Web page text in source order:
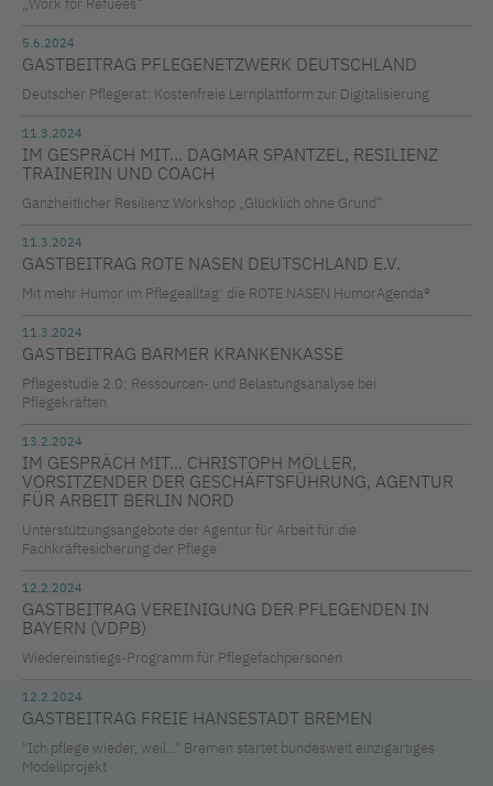
„Work for Refuees“
5.6.2024
GASTBEITRAG PFLEGENETZWERK DEUTSCHLAND
Deutscher Pflegerat: Kostenfreie Lernplattform zur Digitalisierung
11.3.2024
IM GESPRÄCH MIT... DAGMAR SPANTZEL, RESILIENZ
TRAINERIN UND COACH
Ganzheitlicher Resilienz Workshop „Glücklich ohne Grund“
11.3.2024
GASTBEITRAG ROTE NASEN DEUTSCHLAND E.V.
Mit mehr Humor im Pflegealltag: die ROTE NASEN HumorAgenda®
11.3.2024
GASTBEITRAG BARMER KRANKENKASSE
Pflegestudie 2.0: Ressourcen- und Belastungsanalyse bei
Pflegekräften
13.2.2024
IM GESPRÄCH MIT... CHRISTOPH MÖLLER,
VORSITZENDER DER GESCHÄFTSFÜHRUNG, AGENTUR
FÜR ARBEIT BERLIN NORD
Unterstützungsangebote der Agentur für Arbeit für die
Fachkräftesicherung der Pflege
12.2.2024
GASTBEITRAG VEREINIGUNG DER PFLEGENDEN IN
BAYERN (VDPB)
Wiedereinstiegs-Programm für Pflegefachpersonen
12.2.2024
GASTBEITRAG FREIE HANSESTADT BREMEN
"Ich pflege wieder, weil..." Bremen startet bundesweit einzigartiges
Modellprojekt